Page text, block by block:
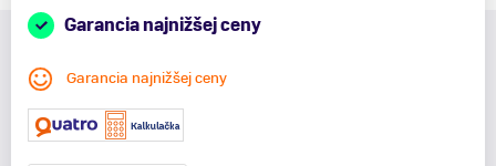
Garancia najnižšej ceny
Garancia najnižšej ceny